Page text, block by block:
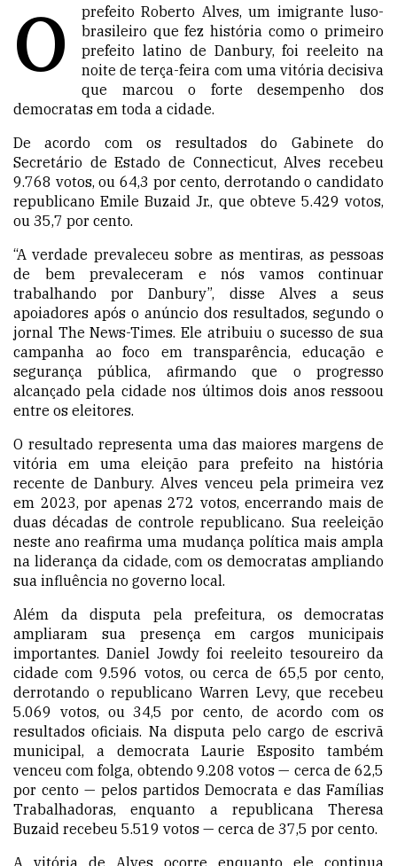
O
prefeito Roberto Alves, um imigrante luso-
brasileiro que fez história como o primeiro
prefeito latino de Danbury, foi reeleito na
noite de terça-feira com uma vitória decisiva
que marcou o forte desempenho dos
democratas em toda a cidade.
De acordo com os resultados do Gabinete do
Secretário de Estado de Connecticut, Alves recebeu
9.768 votos, ou 64,3 por cento, derrotando o candidato
republicano Emile Buzaid Jr., que obteve 5.429 votos,
ou 35,7 por cento.
“A verdade prevaleceu sobre as mentiras, as pessoas
de bem prevaleceram e nós vamos continuar
trabalhando por Danbury”, disse Alves a seus
apoiadores após o anúncio dos resultados, segundo o
jornal The News-Times. Ele atribuiu o sucesso de sua
campanha ao foco em transparência, educação e
segurança pública, afirmando que o progresso
alcançado pela cidade nos últimos dois anos ressoou
entre os eleitores.
O resultado representa uma das maiores margens de
vitória em uma eleição para prefeito na história
recente de Danbury. Alves venceu pela primeira vez
em 2023, por apenas 272 votos, encerrando mais de
duas décadas de controle republicano. Sua reeleição
neste ano reafirma uma mudança política mais ampla
na liderança da cidade, com os democratas ampliando
sua influência no governo local.
Além da disputa pela prefeitura, os democratas
ampliaram sua presença em cargos municipais
importantes. Daniel Jowdy foi reeleito tesoureiro da
cidade com 9.596 votos, ou cerca de 65,5 por cento,
derrotando o republicano Warren Levy, que recebeu
5.069 votos, ou 34,5 por cento, de acordo com os
resultados oficiais. Na disputa pelo cargo de escrivã
municipal, a democrata Laurie Esposito também
venceu com folga, obtendo 9.208 votos — cerca de 62,5
por cento — pelos partidos Democrata e das Famílias
Trabalhadoras, enquanto a republicana Theresa
Buzaid recebeu 5.519 votos — cerca de 37,5 por cento.
A vitória de Alves ocorre enquanto ele continua